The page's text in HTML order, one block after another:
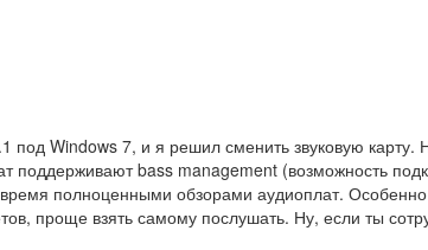
Windows 7, и я решил сменить звуковую карту.
bass management (возможность
полноценными обзорами аудиоплат.
проще взять самому послушать. Ну, если ты